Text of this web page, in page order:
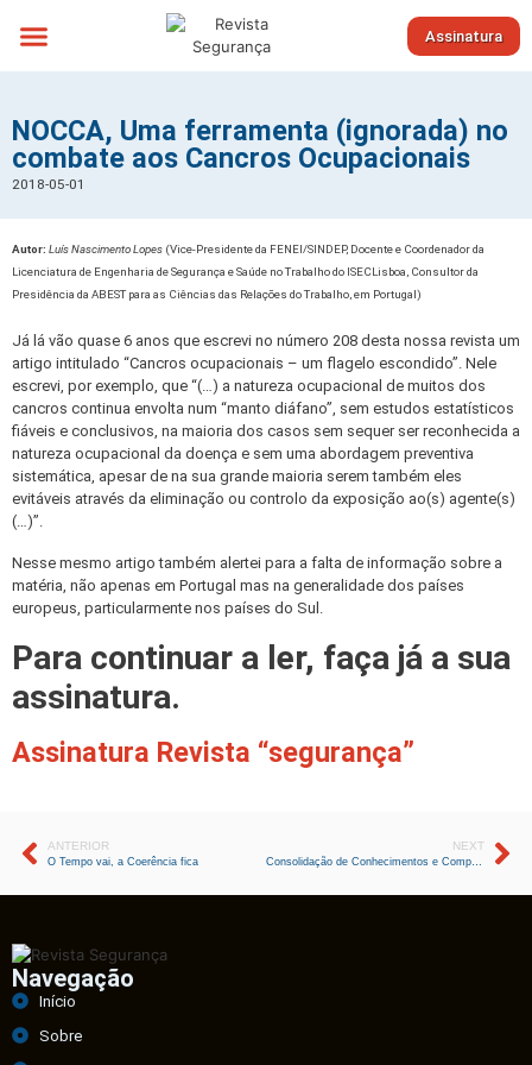
Assinatura
NOCCA, Uma ferramenta (ignorada) no
combate aos Cancros Ocupacionais
2018-05-01
Autor: Luís Nascimento Lopes (Vice-Presidente da FENEI/SINDEP, Docente e Coordenador da
Licenciatura de Engenharia de Segurança e Saúde no Trabalho do ISECLisboa, Consultor da
Presidência da ABEST para as Ciências das Relações do Trabalho, em Portugal)
Já lá vão quase 6 anos que escrevi no número 208 desta nossa revista um
artigo intitulado “Cancros ocupacionais – um flagelo escondido”. Nele
escrevi, por exemplo, que “(…) a natureza ocupacional de muitos dos
cancros continua envolta num “manto diáfano”, sem estudos estatísticos
fiáveis e conclusivos, na maioria dos casos sem sequer ser reconhecida a
natureza ocupacional da doença e sem uma abordagem preventiva
sistemática, apesar de na sua grande maioria serem também eles
evitáveis através da eliminação ou controlo da exposição ao(s) agente(s)
(…)”.
Nesse mesmo artigo também alertei para a falta de informação sobre a
matéria, não apenas em Portugal mas na generalidade dos países
europeus, particularmente nos países do Sul.
Para continuar a ler, faça já a sua
assinatura.
Assinatura Revista “segurança”
ANTERIOR
O Tempo vai, a Coerência fica
NEXT
Consolidação de Conhecimentos e Competências no Ensino Superior Politécnico
Navegação
Início
Sobre